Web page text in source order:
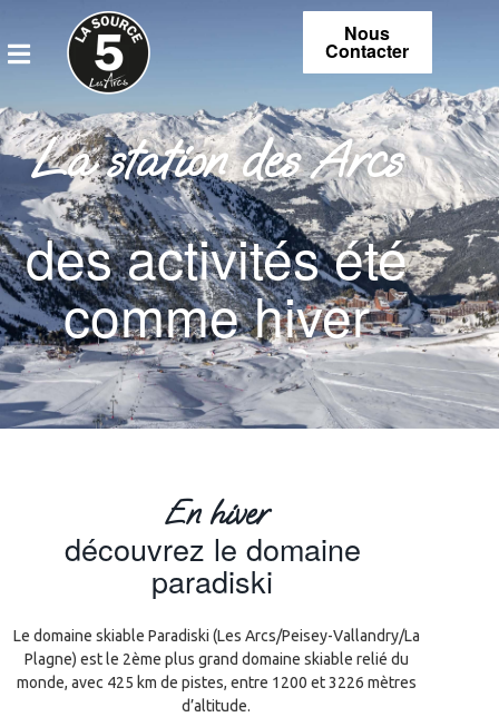
Nous
Contacter
La station des Arcs
des activités été
comme hiver
En hiver
découvrez le domaine
paradiski
Le domaine skiable Paradiski (Les Arcs/Peisey-Vallandry/La
Plagne) est le 2ème plus grand domaine skiable relié du
monde, avec 425 km de pistes, entre 1200 et 3226 mètres
d’altitude.